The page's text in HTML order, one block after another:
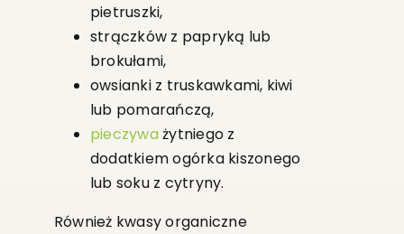
pietruszki,
strączków z papryką lub
brokułami,
owsianki z truskawkami, kiwi
lub pomarańczą,
pieczyważytniego z
dodatkiem ogórka kiszonego
lub soku z cytryny.
Również kwasy organiczne